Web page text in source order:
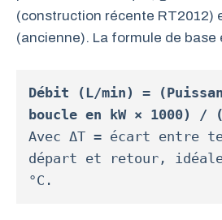
(construction récente RT2012)
(ancienne). La formule de base
Débit (L/min) =
boucle en kW × 1000) /
Avec ΔT = écart entre
départ et retour,
°C.